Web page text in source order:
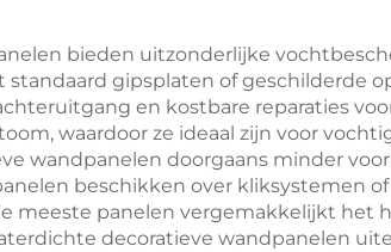
bieden uitzonderlijke
gipsplaten of geschilderde
en kostbare reparaties
waardoor ze ideaal zijn voor
wandpanelen doorgaans minder
beschikken over kliksystemen
meeste panelen vergemakkelijkt het
decoratieve wandpanelen